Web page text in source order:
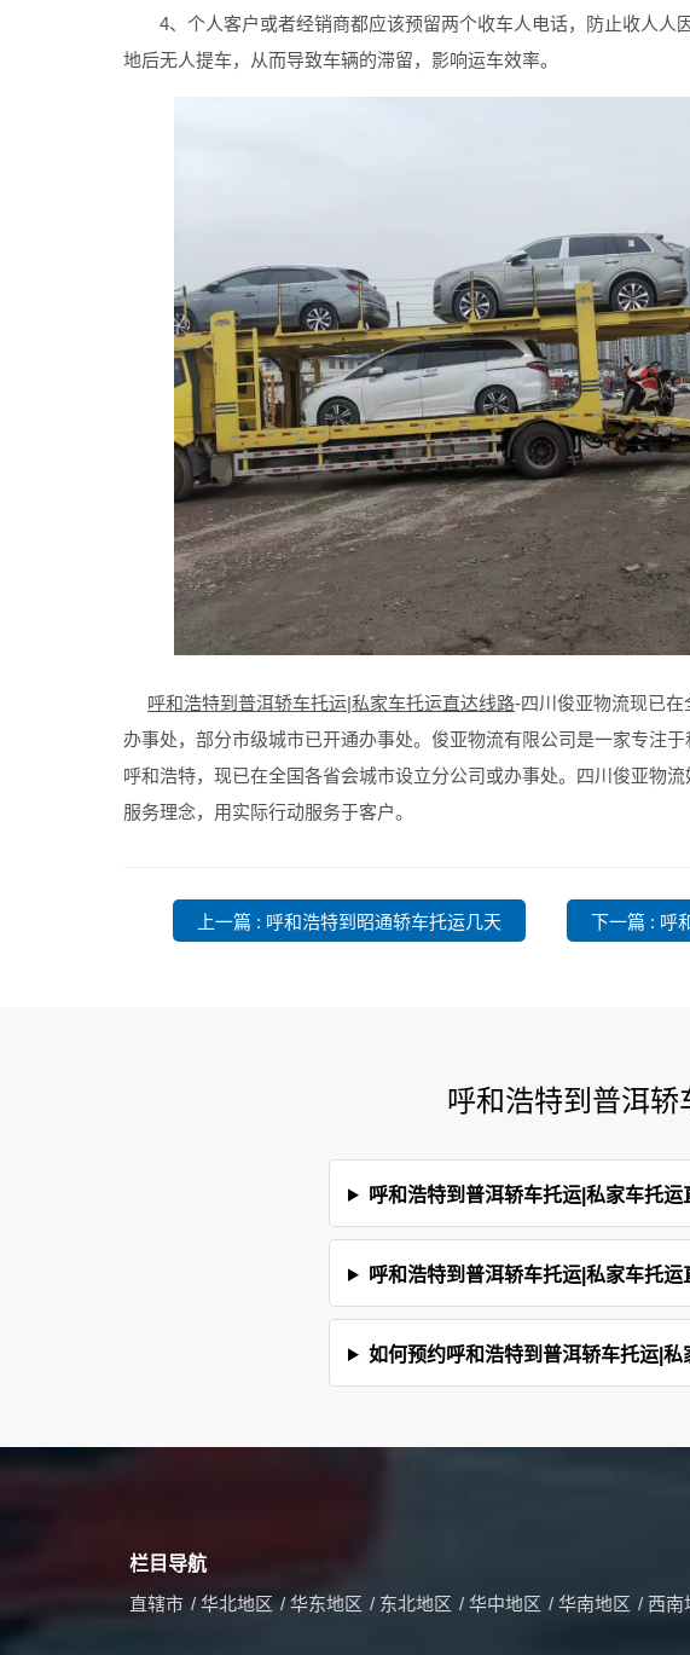
4、个人客户或者经销商都应该预留两个收车人电话，防止收人人
地后无人提车，从而导致车辆的滞留，影响运车效率。
呼和浩特到普洱轿车托运|私家车托运直达线路-四川俊亚物流现已
办事处，部分市级城市已开通办事处。俊亚物流有限公司是一家专注
呼和浩特，现已在全国各省会城市设立分公司或办事处。四川俊亚物流
服务理念，用实际行动服务于客户。
上一篇 : 呼和浩特到昭通轿车托运几天 下一篇 : 呼
呼和浩特到普洱
呼和浩特到普洱轿车托运|私家车托运
呼和浩特到普洱轿车托运|私家车托运
如何预约​呼和浩特到普洱轿车托运|私
栏目导航
直辖市 / 华北地区 / 华东地区 / 东北地区 / 华中地区 / 华南地区 / 西南